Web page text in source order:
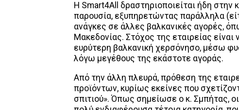
Η Smart4All δραστηριοποιείται ήδη στην
παρουσία, εξυπηρετώντας παράλληλα
ανάγκες σε άλλες βαλκανικές αγορές,
Μακεδονίας. Στόχος της εταιρείας
ευρύτερη βαλκανική χερσόνησο, μέσω
λόγω μεγέθους της εκάστοτε αγοράς.
Από την άλλη πλευρά, πρόθεση της
προϊόντων, κυρίως εκείνες που
σπιτιού». Όπως σημείωσε ο κ. Σμπήτας,